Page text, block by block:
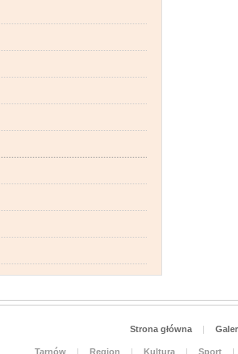
Strona główna |
Tarnów | Region | Kultura | Sport
|